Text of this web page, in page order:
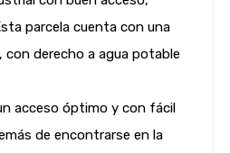
parcela cuenta con una
derecho a agua potable
acceso óptimo y con fácil
de encontrarse en la